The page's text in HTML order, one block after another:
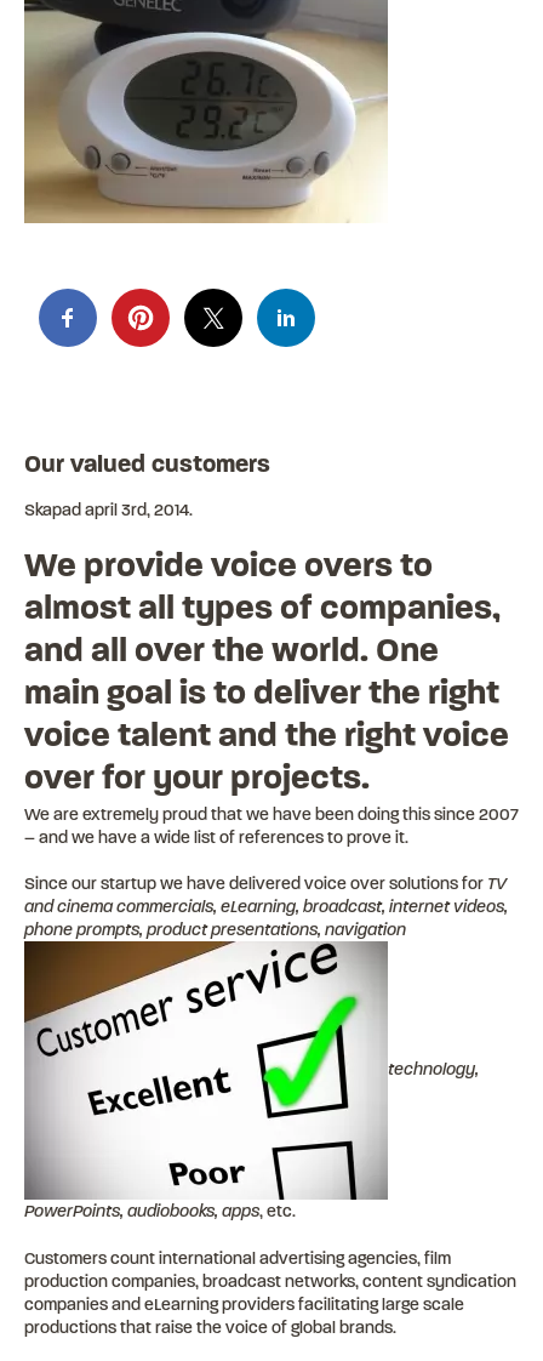
Our valued customers
Skapad april 3rd, 2014.
We provide voice overs to
almost all types of companies,
and all over the world. One
main goal is to deliver the right
voice talent and the right voice
over for your projects.
We are extremely proud that we have been doing this since 2007
– and we have a wide list of references to prove it.
Since our startup we have delivered voice over solutions for TV
and cinema commercials, eLearning, broadcast, internet videos,
phone prompts, product presentations, navigation
technology,
PowerPoints, audiobooks, apps, etc.
Customers count international advertising agencies, film
production companies, broadcast networks, content syndication
companies and eLearning providers facilitating large scale
productions that raise the voice of global brands.